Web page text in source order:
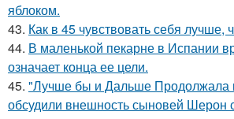
яблоком.
43. Как в 45 чувствовать себя лучше,
44. В маленькой пекарне в Испании
означает конца ее цели.
45. "Лучше бы и Дальше Продолжала
обсудили внешность сыновей Шерон